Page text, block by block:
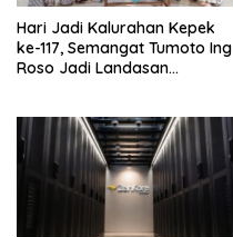
Hari Jadi Kalurahan Kepek
ke-117, Semangat Tumoto Ing
Roso Jadi Landasan